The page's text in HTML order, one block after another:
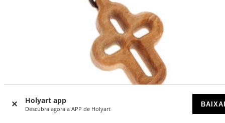
Holyart app
Descubra agora a APP de Holyart